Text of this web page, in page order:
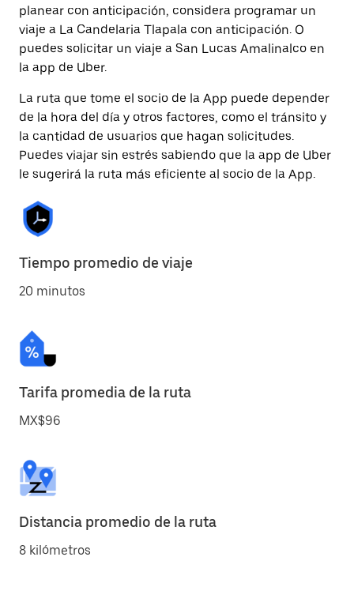
planear con anticipación, considera programar un
viaje a La Candelaria Tlapala con anticipación. O
puedes solicitar un viaje a San Lucas Amalinalco en
la app de Uber.
La ruta que tome el socio de la App puede depender
de la hora del día y otros factores, como el tránsito y
la cantidad de usuarios que hagan solicitudes.
Puedes viajar sin estrés sabiendo que la app de Uber
le sugerirá la ruta más eficiente al socio de la App.
Tiempo promedio de viaje
20 minutos
Tarifa promedia de la ruta
MX$96
Distancia promedio de la ruta
8 kilómetros